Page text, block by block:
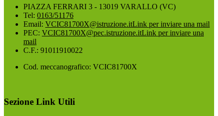
PIAZZA FERRARI 3 - 13019 VARALLO (VC)
Tel: 0163/51176
Email: VCIC81700X@istruzione.itLink per inviare una mail
PEC: VCIC81700X@pec.istruzione.itLink per inviare una
mail
C.F.: 91011910022
Cod. meccanografico: VCIC81700X
Sezione Link Utili